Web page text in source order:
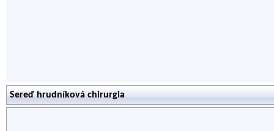
Sereď hrudníková chirurgia